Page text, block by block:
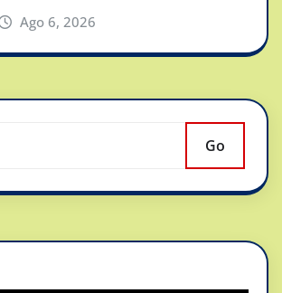
Ago 6, 2026
Go